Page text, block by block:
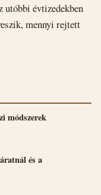
utóbbi évtizedekben
mennyi rejtett
módszerek
és a